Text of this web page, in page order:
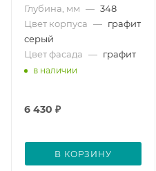
Глубина, мм — 348
Цвет корпуса — графит
серый
Цвет фасада — графит
в наличии
6 430 ₽
В КОРЗИНУ